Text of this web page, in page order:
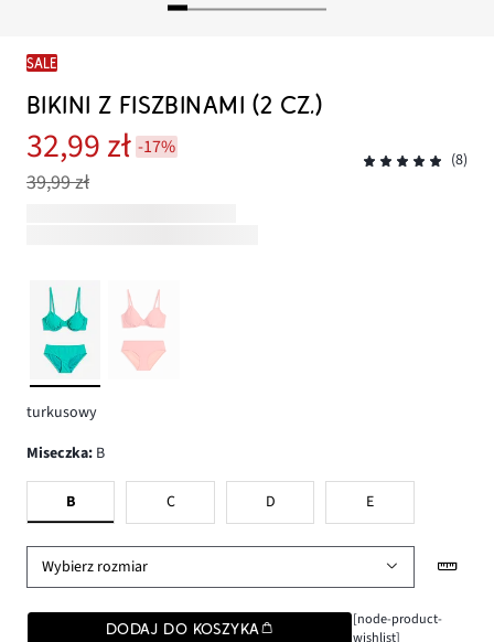
SALE
BIKINI Z FISZBINAMI (2 CZ.)
32,99 zł -17%
39,99 zł
(8)
turkusowy
Miseczka: B
B C D E
Wybierz rozmiar
DODAJ DO KOSZYKA
[node-product-
wishlist]